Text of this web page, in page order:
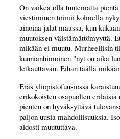
On vaikea olla tuntematta
viestiminen toimii kolmella
ainoina jalat maassa, kun
muutoksen väistämättömyyttä.
mikään ei muutu. Murheellisin
kunnianhimoinen "nyt on aika
letkauttavan. Eihän täällä
Eräs yliopistofuusiossa
erikokoisten osapuolten
pienten on hyväksyttävä
paljon uusia mahdollisuuksia.
aidosti muututtava.